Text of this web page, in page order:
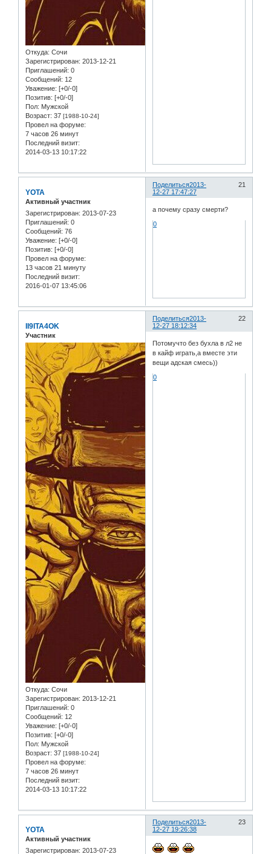
Откуда: Сочи
Зарегистрирован: 2013-12-21
Приглашений: 0
Сообщений: 12
Уважение: [+0/-0]
Позитив: [+0/-0]
Пол: Мужской
Возраст: 37 [1988-10-24]
Провел на форуме:
7 часов 26 минут
Последний визит:
2014-03-13 10:17:22
Поделиться 21
2013-
12-27 17:47:27
YOTA
Активный участник
Зарегистрирован: 2013-07-23
Приглашений: 0
Сообщений: 76
Уважение: [+0/-0]
Позитив: [+0/-0]
Провел на форуме:
13 часов 21 минуту
Последний визит:
2016-01-07 13:45:06
а почему сразу смерти?
0
Поделиться 22
2013-
12-27 18:12:34
II9ITA4OK
Участник
Откуда: Сочи
Зарегистрирован: 2013-12-21
Приглашений: 0
Сообщений: 12
Уважение: [+0/-0]
Позитив: [+0/-0]
Пол: Мужской
Возраст: 37 [1988-10-24]
Провел на форуме:
7 часов 26 минут
Последний визит:
2014-03-13 10:17:22
Потомучто без бухла в л2 не
в кайф играть,а вместе эти
вещи адская смесь))
0
Поделиться 23
2013-
12-27 19:26:38
YOTA
Активный участник
Зарегистрирован: 2013-07-23